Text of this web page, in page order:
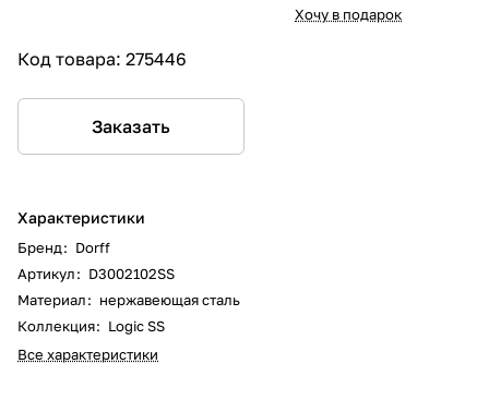
Код товара: 275446
Заказать
Характеристики
Бренд: Dorff
Артикул: D3002102SS
Материал: нержавеющая сталь
Коллекция: Logic SS
Все характеристики
Хочу в подарок